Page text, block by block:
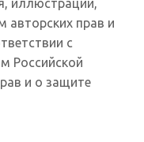
иллюстрации,
авторских прав и
с
Российской
и о защите